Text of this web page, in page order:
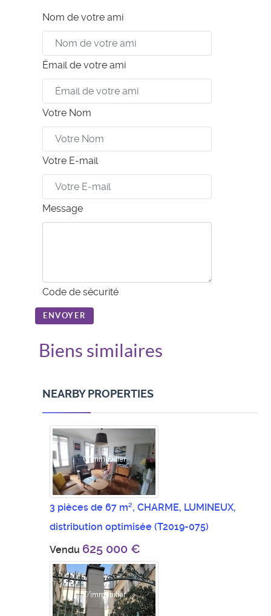
Nom de votre ami
Émail de votre ami
Votre Nom
Votre E-mail
Message
Code de sécurité
ENVOYER
Biens similaires
NEARBY PROPERTIES
3 pièces de 67 m², CHARME, LUMINEUX,
distribution optimisée (T2019-075)
Vendu 625 000 €